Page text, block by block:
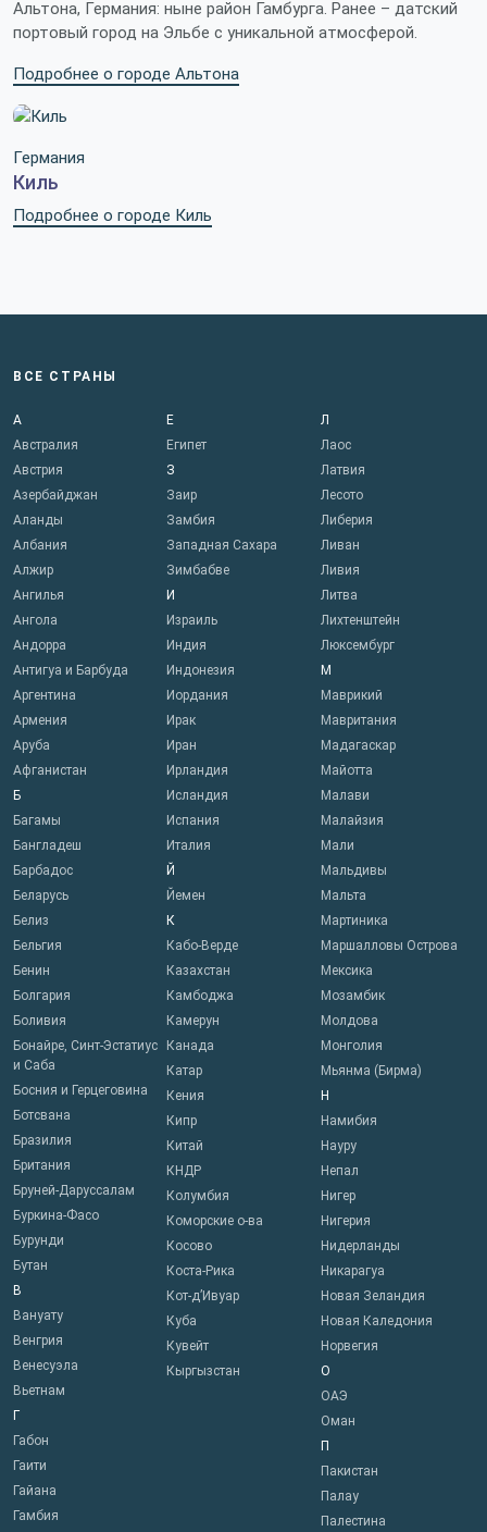
Альтона, Германия: ныне район Гамбурга. Ранее – датский
портовый город на Эльбе с уникальной атмосферой.
Подробнее о городе Альтона
Германия
Киль
Подробнее о городе Киль
ВСЕ СТРАНЫ
А
Австралия
Австрия
Азербайджан
Аланды
Албания
Алжир
Ангилья
Ангола
Андорра
Антигуа и Барбуда
Аргентина
Армения
Аруба
Афганистан
Б
Багамы
Бангладеш
Барбадос
Беларусь
Белиз
Бельгия
Бенин
Болгария
Боливия
Бонайре, Синт-Эстатиус
и Саба
Босния и Герцеговина
Ботсвана
Бразилия
Британия
Бруней-Даруссалам
Буркина-Фасо
Бурунди
Бутан
В
Вануату
Венгрия
Венесуэла
Вьетнам
Г
Габон
Гаити
Гайана
Гамбия
Е
Египет
З
Заир
Замбия
Западная Сахара
Зимбабве
И
Израиль
Индия
Индонезия
Иордания
Ирак
Иран
Ирландия
Исландия
Испания
Италия
Й
Йемен
К
Кабо-Верде
Казахстан
Камбоджа
Камерун
Канада
Катар
Кения
Кипр
Китай
КНДР
Колумбия
Коморские о-ва
Косово
Коста-Рика
Кот-д’Ивуар
Куба
Кувейт
Кыргызстан
Л
Лаос
Латвия
Лесото
Либерия
Ливан
Ливия
Литва
Лихтенштейн
Люксембург
М
Маврикий
Мавритания
Мадагаскар
Майотта
Малави
Малайзия
Мали
Мальдивы
Мальта
Мартиника
Маршалловы Острова
Мексика
Мозамбик
Молдова
Монголия
Мьянма (Бирма)
Н
Намибия
Науру
Непал
Нигер
Нигерия
Нидерланды
Никарагуа
Новая Зеландия
Новая Каледония
Норвегия
О
ОАЭ
Оман
П
Пакистан
Палау
Палестина